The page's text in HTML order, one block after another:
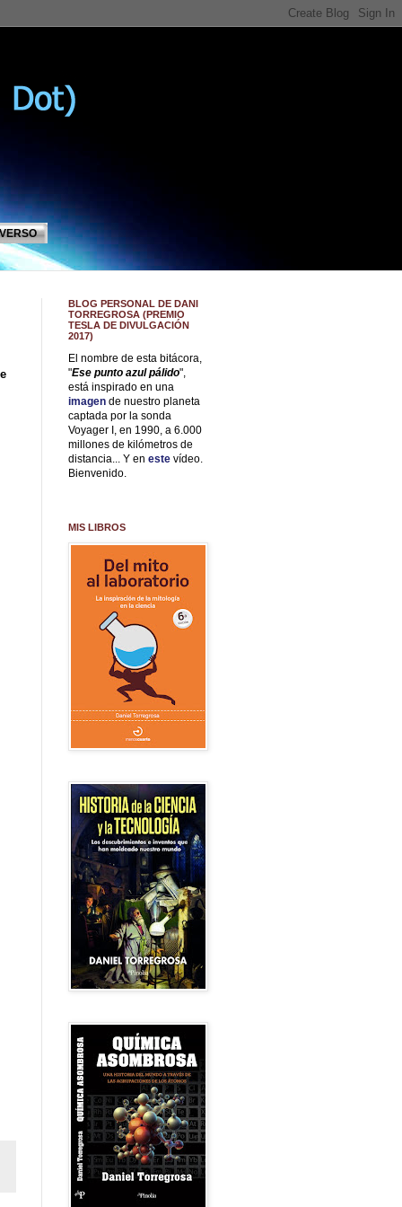
BLOG PERSONAL DE DANI
TORREGROSA (PREMIO
TESLA DE DIVULGACIÓN
2017)
El nombre de esta bitácora,
"Ese punto azul pálido",
está inspirado en una
imagen de nuestro planeta
captada por la sonda
Voyager I, en 1990, a 6.000
millones de kilómetros de
distancia... Y en este vídeo.
Bienvenido.
MIS LIBROS